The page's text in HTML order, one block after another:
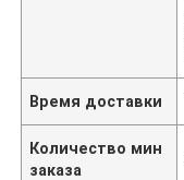
Время доставки
Количество мин
заказа